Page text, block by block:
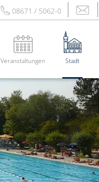
08671 / 5062-0
Veranstaltungen Stadt